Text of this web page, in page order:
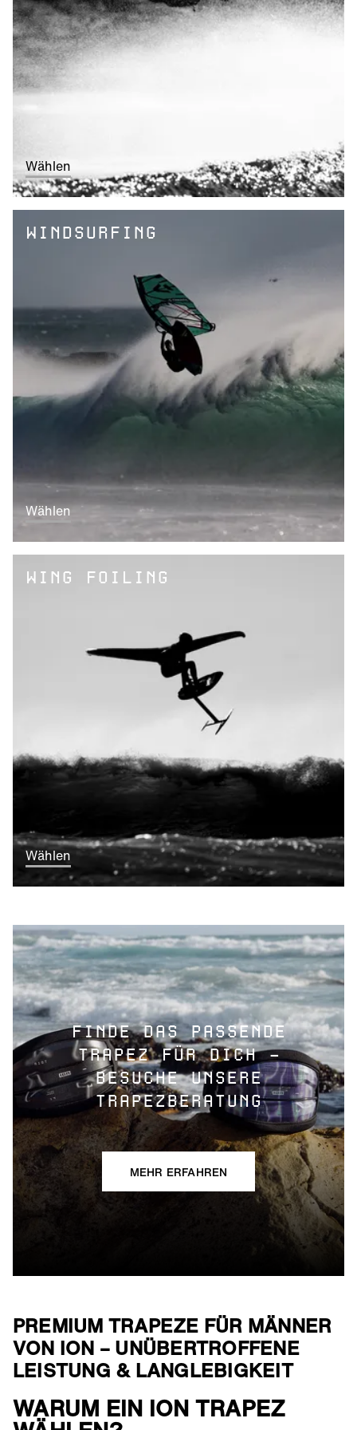
Wählen
WINDSURFING
Wählen
WING FOILING
Wählen
FINDE DAS PASSENDE
TRAPEZ FÜR DICH –
BESUCHE UNSERE
TRAPEZBERATUNG
MEHR ERFAHREN
PREMIUM TRAPEZE FÜR MÄNNER
VON ION – UNÜBERTROFFENE
LEISTUNG & LANGLEBIGKEIT
()=>i(r.text)
WARUM EIN ION TRAPEZ